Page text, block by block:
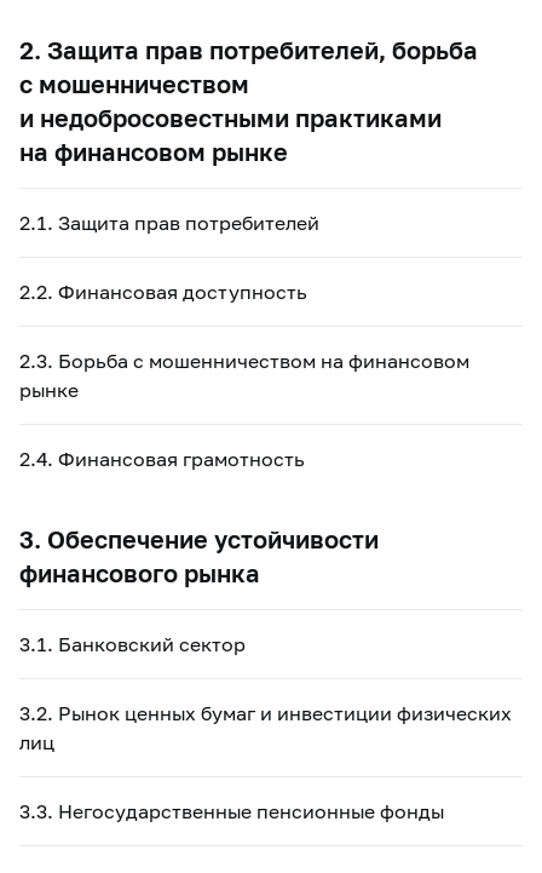
2. Защита прав потребителей, борьба
с мошенничеством
и недобросовестными практиками
на финансовом рынке
2.1. Защита прав потребителей
2.2. Финансовая доступность
2.3. Борьба с мошенничеством на финансовом
рынке
2.4. Финансовая грамотность
3. Обеспечение устойчивости
финансового рынка
3.1. Банковский сектор
3.2. Рынок ценных бумаг и инвестиции физических
лиц
3.3. Негосударственные пенсионные фонды